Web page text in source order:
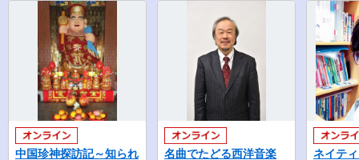
中国珍神探訪記～知られ 名曲でたどる西洋音楽 ネイテ